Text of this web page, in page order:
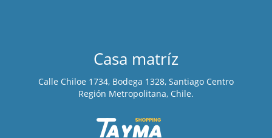
Casa matríz
Calle Chiloe 1734, Bodega 1328, Santiago Centro
Región Metropolitana, Chile.